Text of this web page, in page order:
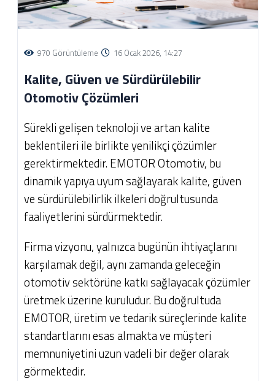
970 Görüntüleme 16 Ocak 2026, 14:27
Kalite, Güven ve Sürdürülebilir
Otomotiv Çözümleri
Sürekli gelişen teknoloji ve artan kalite
beklentileri ile birlikte yenilikçi çözümler
gerektirmektedir. EMOTOR Otomotiv, bu
dinamik yapıya uyum sağlayarak kalite, güven
ve sürdürülebilirlik ilkeleri doğrultusunda
faaliyetlerini sürdürmektedir.
Firma vizyonu, yalnızca bugünün ihtiyaçlarını
karşılamak değil, aynı zamanda geleceğin
otomotiv sektörüne katkı sağlayacak çözümler
üretmek üzerine kuruludur. Bu doğrultuda
EMOTOR, üretim ve tedarik süreçlerinde kalite
standartlarını esas almakta ve müşteri
memnuniyetini uzun vadeli bir değer olarak
görmektedir.